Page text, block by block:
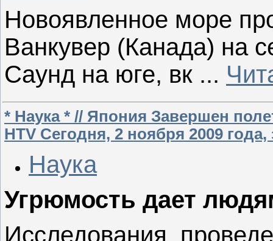
Новоявленное море
Ванкувер (Канада) на
Саунд на юге, вк ...
* Наука * // Япония Завершен
HTV Сегодня, 2 ноября 2009
Наука
Угрюмость дает
Исследования,